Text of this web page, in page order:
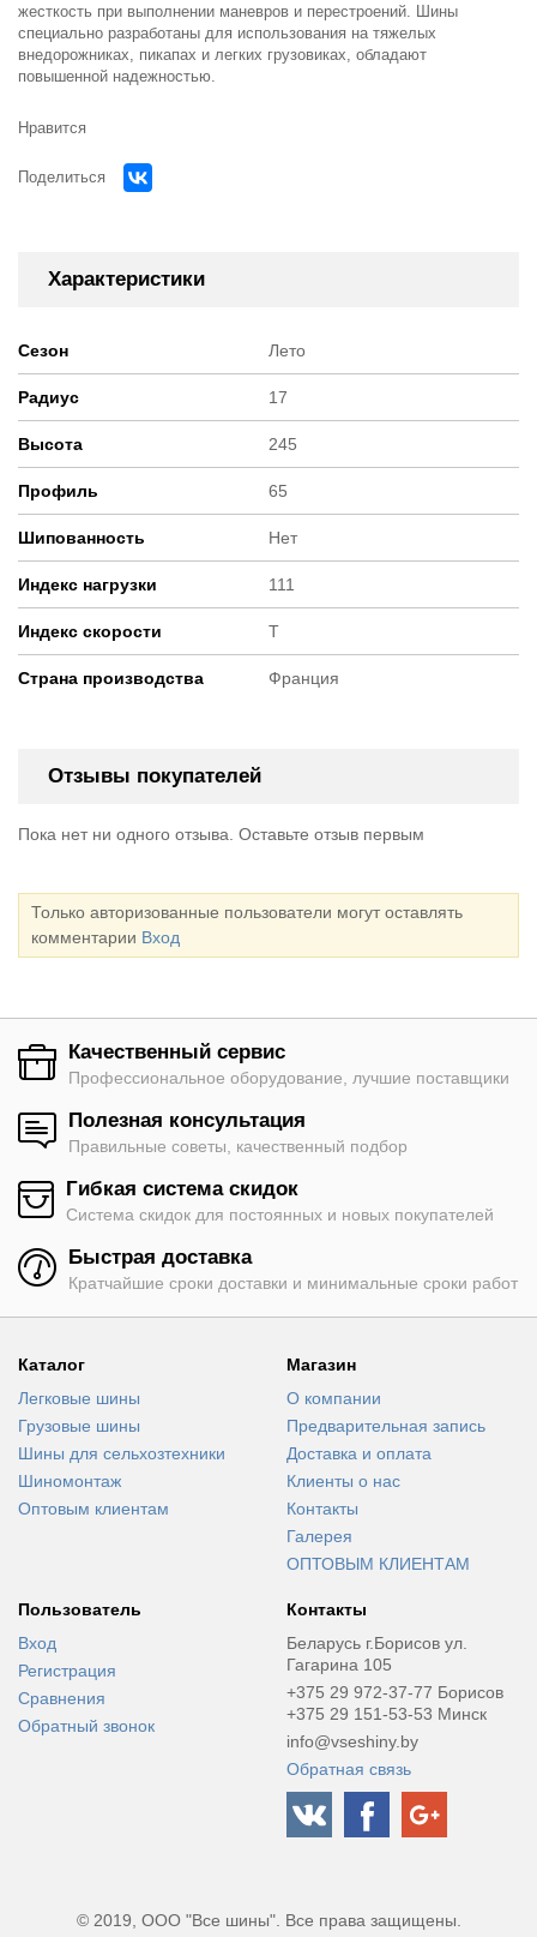
жесткость при выполнении маневров и перестроений. Шины
специально разработаны для использования на тяжелых
внедорожниках, пикапах и легких грузовиках, обладают
повышенной надежностью.
Нравится
Поделиться
Характеристики
Сезон Лето
Радиус 17
Высота 245
Профиль 65
Шипованность Нет
Индекс нагрузки 111
Индекс скорости T
Страна производства Франция
Отзывы покупателей
Пока нет ни одного отзыва. Оставьте отзыв первым
Только авторизованные пользователи могут оставлять
комментарии Вход
Качественный сервис
Профессиональное оборудование, лучшие поставщики
Полезная консультация
Правильные советы, качественный подбор
Гибкая система скидок
Система скидок для постоянных и новых покупателей
Быстрая доставка
Кратчайшие сроки доставки и минимальные сроки работ
Каталог
Легковые шины
Грузовые шины
Шины для сельхозтехники
Шиномонтаж
Оптовым клиентам
Магазин
О компании
Предварительная запись
Доставка и оплата
Клиенты о нас
Контакты
Галерея
ОПТОВЫМ КЛИЕНТАМ
Пользователь
Вход
Регистрация
Сравнения
Обратный звонок
Контакты
Беларусь г.Борисов ул.
Гагарина 105
+375 29 972-37-77 Борисов
+375 29 151-53-53 Минск
info@vseshiny.by
Обратная связь
© 2019, ООО "Все шины". Все права защищены.